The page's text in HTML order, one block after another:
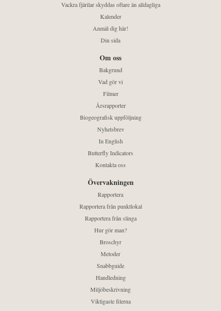
Vackra fjärilar skyddas oftare än alldagliga
Kalender
Anmäl dig här!
Din sida
Om oss
Bakgrund
Vad gör vi
Filmer
Årsrapporter
Biogeografisk uppföljning
Nyhetsbrev
In English
Butterfly Indicators
Kontakta oss
Övervakningen
Rapportera
Rapportera från punktlokal
Rapportera från slinga
Hur gör man?
Broschyr
Metoder
Snabbguide
Handledning
Miljöbeskrivning
Viktigaste filerna